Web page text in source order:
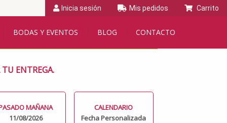
Inicia sesión Mis pedidos Carrito
BODAS Y EVENTOS BLOG CONTACTO
ENTREGA.
MAÑANA
11/08/2026
CALENDARIO
Fecha Personalizada